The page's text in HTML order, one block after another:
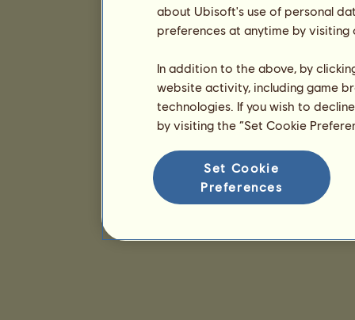
about Ubisoft's use of personal
preferences at anytime by
In addition to the above, by
website activity, including game
technologies. If you wish to
by visiting the “Set Cookie
Set Cookie
Preferences